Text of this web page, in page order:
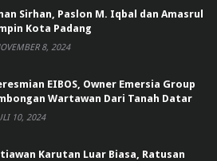
Sirhan, Paslon M. Iqbal dan Amasrul
Kota Padang
8, 2024
EIBOS, Owner Emersia Group
Wartawan Dari Tanah Datar
10, 2024
Karutan Luar Biasa, Ratusan